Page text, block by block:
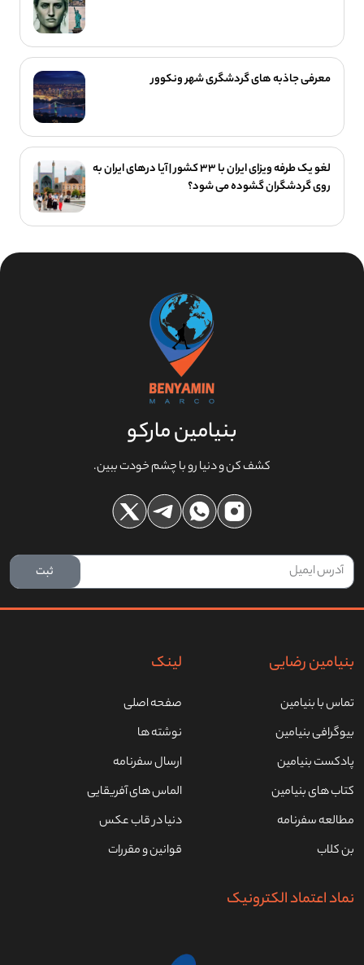
معرفی جاذبه های گردشگری شهر ونکوور
لغو یک‌ طرفه ویزای ایران با ۳۳ کشور | آیا درهای ایران به
روی گردشگران گشوده می شود؟
بنیامین مارکو
کشف کن و‌ دنیا رو‌ با چشم‌ خودت ببین.
ثبت
بنیامین رضایی
تماس با بنیامین
بیوگرافی بنیامین
پادکست بنیامین
کتاب های بنیامین
مطالعه سفرنامه
بن کلاب
لینک
صفحه اصلی
نوشته ها
ارسال سفرنامه
الماس های آفریقایی
دنیا در قاب عکس
قوانین و مقررات
نماد اعتماد الکترونیک